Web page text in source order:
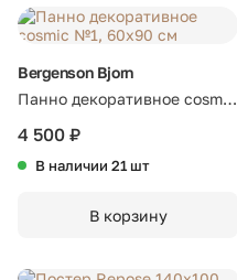
Bergenson Bjorn
Панно декоративное cosmic
№1, 60х90 см
4 500 ₽
В наличии 21 шт
В корзину